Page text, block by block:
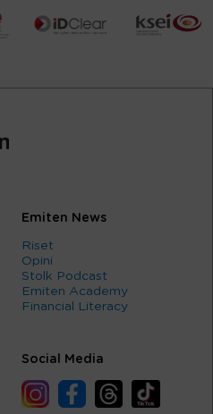
Emiten News
Riset
Opini
Stolk Podcast
Emiten Academy
Financial Literacy
Social Media